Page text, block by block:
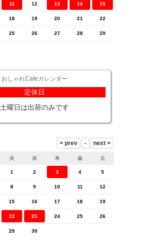
11 12 13 14 15
18 19 20 21 22
25 26 27 28 29
おしゃれCafeカレンダー
定休日
土曜日は出荷のみです
火 水 木 金 土
1 2 3 4 5
8 9 10 11 12
15 16 17 18 19
22 23 24 25 26
29 30